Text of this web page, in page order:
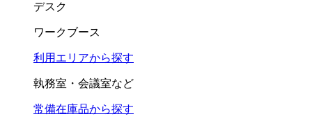
デスク
ワークブース
利用エリアから探す
執務室・会議室など
常備在庫品から探す